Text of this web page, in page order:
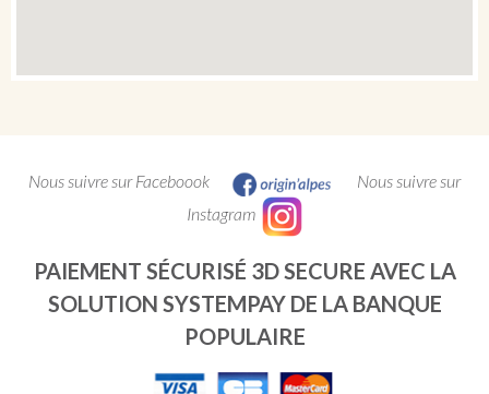
Nous suivre sur Faceboook
Nous suivre sur
Instagram
PAIEMENT SÉCURISÉ 3D SECURE AVEC LA
SOLUTION SYSTEMPAY DE LA BANQUE
POPULAIRE